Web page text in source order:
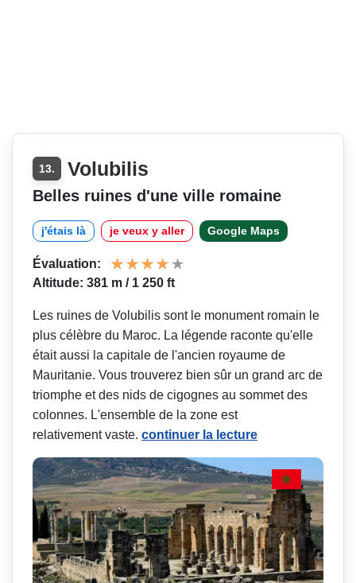
13. Volubilis
Belles ruines d'une ville romaine
j'étais là je veux y aller Google Maps
Évaluation:
Altitude: 381 m / 1 250 ft
Les ruines de Volubilis sont le monument romain le
plus célèbre du Maroc. La légende raconte qu'elle
était aussi la capitale de l'ancien royaume de
Mauritanie. Vous trouverez bien sûr un grand arc de
triomphe et des nids de cigognes au sommet des
colonnes. L'ensemble de la zone est
relativement vaste. continuer la lecture